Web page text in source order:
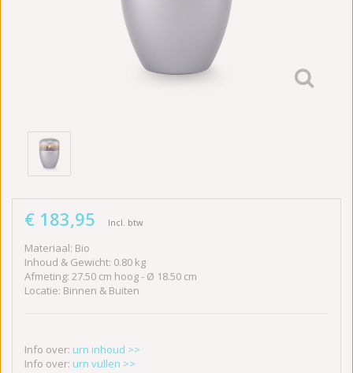
€ 183,95 Incl. btw
Materiaal: Bio
Inhoud & Gewicht: 0.80 kg
Afmeting: 27.50 cm hoog - Ø 18.50 cm
Locatie: Binnen & Buiten
Info over: urn inhoud >>
Info over: urn vullen >>